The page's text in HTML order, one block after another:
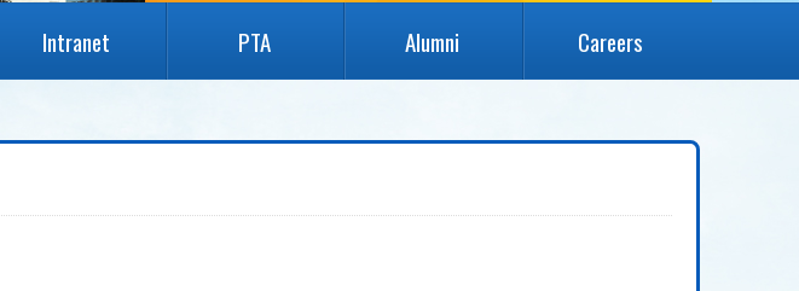
Intranet PTA Alumni Careers